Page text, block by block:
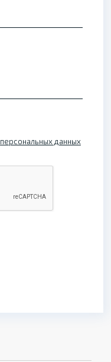
персональных данных